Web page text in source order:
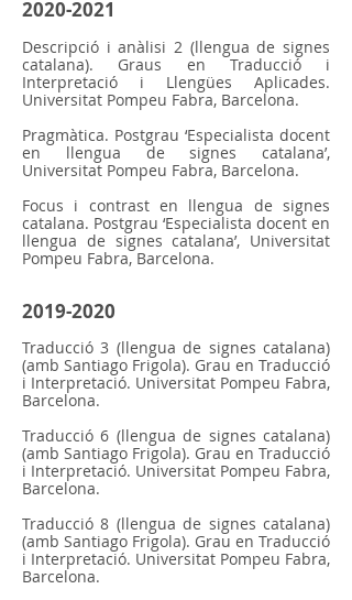
2020-2021
Descripció i anàlisi 2 (llengua de signes
catalana). Graus en Traducció i
Interpretació i Llengües Aplicades.
Universitat Pompeu Fabra, Barcelona.
Pragmàtica. Postgrau ‘Especialista docent
en llengua de signes catalana’,
Universitat Pompeu Fabra, Barcelona.
Focus i contrast en llengua de signes
catalana. Postgrau ‘Especialista docent en
llengua de signes catalana’, Universitat
Pompeu Fabra, Barcelona.
2019-2020
Traducció3 (llengua de signes catalana)
(amb Santiago Frigola). Grau en Traducció
i Interpretació. Universitat Pompeu Fabra,
Barcelona.
Traducció 6 (llengua de signes catalana)
(amb Santiago Frigola). Grau en Traducció
i Interpretació. Universitat Pompeu Fabra,
Barcelona.
Traducció 8 (llengua de signes catalana)
(amb Santiago Frigola). Grau en Traducció
i Interpretació. Universitat Pompeu Fabra,
Barcelona.